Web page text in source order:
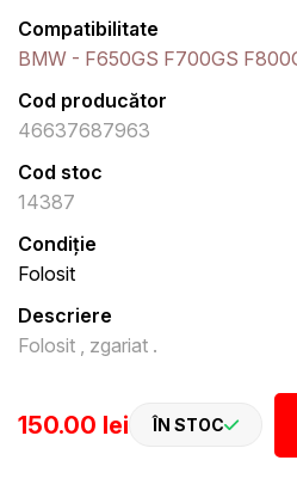
Compatibilitate
BMW - F650GS F700GS
Cod producător
46637687963
Cod stoc
14387
Condiție
Folosit
Descriere
Folosit , zgariat .
150.00 lei ÎN STOC